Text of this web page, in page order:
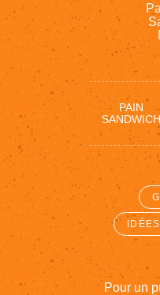
PAIN
Pour un